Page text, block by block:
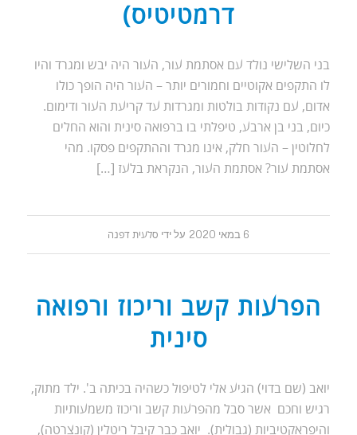
דרמטיטיס)
בני השלישי נולד עם אסתמת עור, העור היה יבש ומגרד והיו
לו התקפים אקוטיים וחמורים יותר – העור היה הופך כולו
אדום, עם נקודות בולטות ומגרדות עד קריעת העור ודימום.
כיום, בני בן ארבע, טיפלתי בו ברפואה סינית והוא החלים
לחלוטין – העור חלק, אינו מגרד וההתקפים פסקו. מהי
אסתמת עור? אסתמת העור, הנקראת בלעז […]
6 במאי 2020 על ידי סלעית דפנה
הפרעות קשב וריכוז ורפואה
סינית
יואב (שם בדוי) הגיע אלי לטיפול כשהיה בכיתה ב'. ילד מתוק,
רגיש וחכם אשר סבל מהפרעות קשב וריכוז משמעותיות
והיפראקטיביות (גבולית). יואב כבר קיבל ריטלין (קונצרטה),